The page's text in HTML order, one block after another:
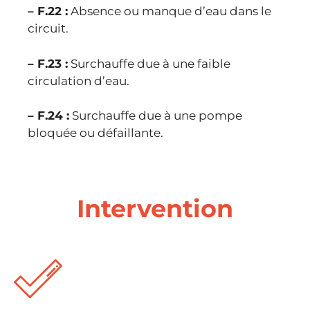
– F.22 : Absence ou manque d’eau dans le
circuit.
– F.23 : Surchauffe due à une faible
circulation d’eau.
– F.24 : Surchauffe due à une pompe
bloquée ou défaillante.
Intervention